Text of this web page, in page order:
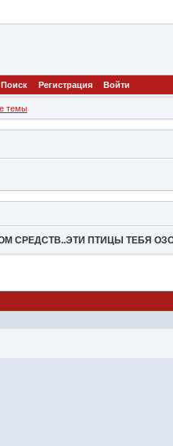
Поиск Регистрация Войти
темы
СРЕДСТВ..ЭТИ ПТИЦЫ ТЕБЯ